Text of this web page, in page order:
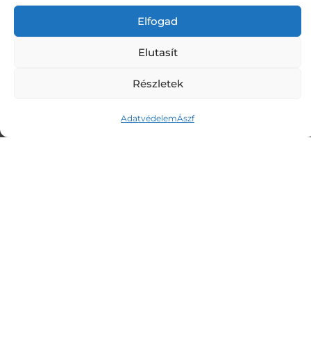
Elfogad
Elutasít
Részletek
AdatvédelemÁszf
hátteremről részletesen aRólam
olvashatsz.
SZOLGÁLTATÁSOM